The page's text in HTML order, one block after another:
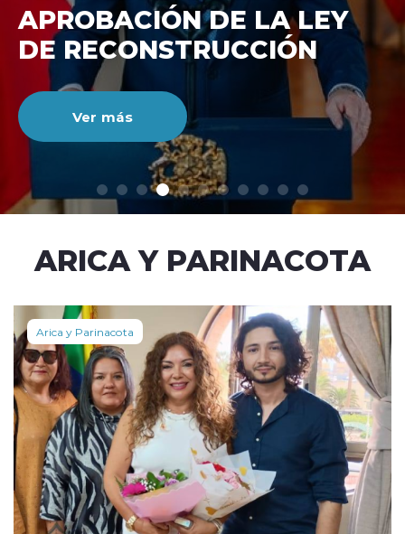
modo claro
DE RECONSTRUCCIÓ
NACIONAL
Ver más
ARICA Y PARINACOTA
Arica y Parinacota